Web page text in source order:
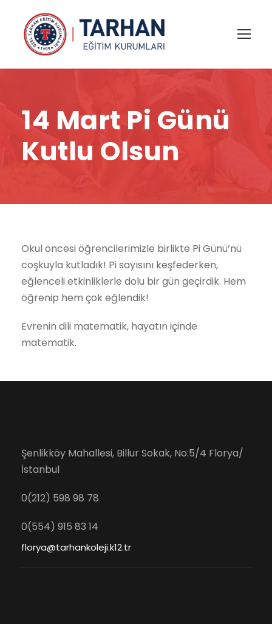
14 Mart Pi Günü
Kutlu Olsun
Okul öncesi öğrencilerimizle birlikte Pi Günü’nü
coşkuyla kutladık! Pi sayısını keşfederken,
eğlenceli etkinliklerle dolu bir gün geçirdik. Hem
öğrenip hem çok eğlendik!
Evrenin dili matematik, hayatın içinde
matematik.
Şenlikköy Mahallesi, Billur Sokak, No:5/4 Florya/
İstanbul
0(212) 598 98 78
0(554) 915 83 14
florya@tarhankoleji.k12.tr